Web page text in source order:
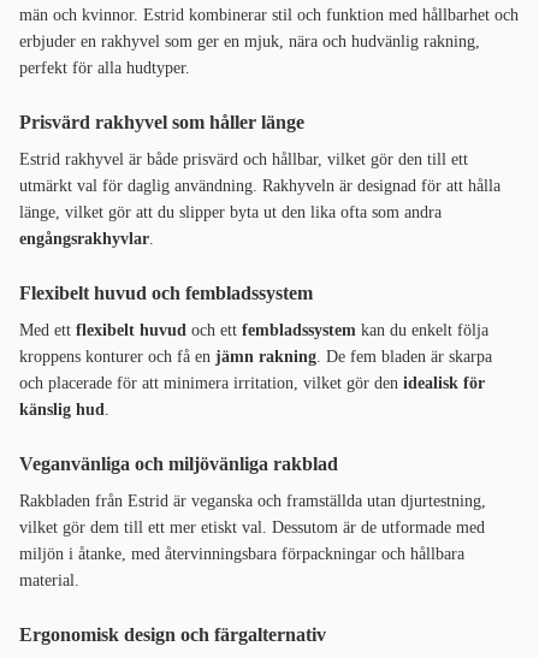
män och kvinnor. Estrid kombinerar stil och funktion med hållbarhet och
erbjuder en rakhyvel som ger en mjuk, nära och hudvänlig rakning,
perfekt för alla hudtyper.
Prisvärd rakhyvel som håller länge
Estrid rakhyvel är både prisvärd och hållbar, vilket gör den till ett
utmärkt val för daglig användning. Rakhyveln är designad för att hålla
länge, vilket gör att du slipper byta ut den lika ofta som andra
engångsrakhyvlar.
Flexibelt huvud och fembladssystem
Med ett flexibelt huvud och ett fembladssystem kan du enkelt följa
kroppens konturer och få en jämn rakning. De fem bladen är skarpa
och placerade för att minimera irritation, vilket gör den idealisk för
känslig hud.
Veganvänliga och miljövänliga rakblad
Rakbladen från Estrid är veganska och framställda utan djurtestning,
vilket gör dem till ett mer etiskt val. Dessutom är de utformade med
miljön i åtanke, med återvinningsbara förpackningar och hållbara
material.
Ergonomisk design och färgalternativ